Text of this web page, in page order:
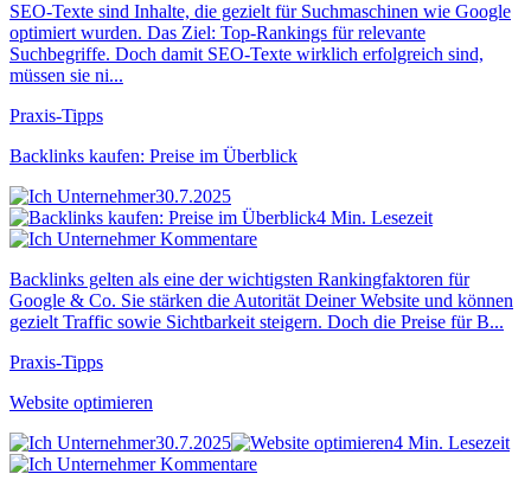
SEO-Texte sind Inhalte, die gezielt für Suchmaschinen wie Google
optimiert wurden. Das Ziel: Top-Rankings für relevante
Suchbegriffe. Doch damit SEO-Texte wirklich erfolgreich sind,
müssen sie ni...
Praxis-Tipps
Backlinks kaufen: Preise im Überblick
30.7.2025
4 Min. Lesezeit
Kommentare
Backlinks gelten als eine der wichtigsten Rankingfaktoren für
Google & Co. Sie stärken die Autorität Deiner Website und können
gezielt Traffic sowie Sichtbarkeit steigern. Doch die Preise für B...
Praxis-Tipps
Website optimieren
30.7.2025
4 Min. Lesezeit
Kommentare